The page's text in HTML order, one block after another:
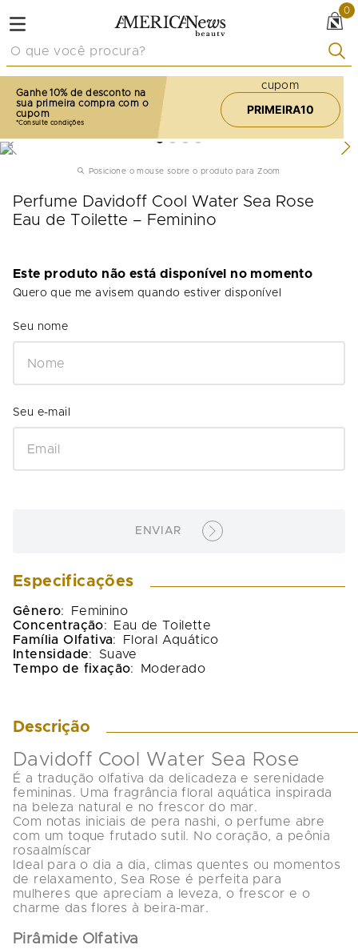
0
Ganhe 10% de desconto na
sua primeira compra com o
cupom
cupom
PRIMEIRA10
Posicione o mouse sobre o produto para Zoom
Perfume Davidoff Cool Water Sea Rose
Eau de Toilette – Feminino
Este produto não está disponível no momento
Quero que me avisem quando estiver disponível
ENVIAR
Especificações
Gênero:
Feminino
Concentração:
Eau de Toilette
Família Olfativa:
Floral Aquático
Intensidade:
Suave
Tempo de fixação: Moderado
Descrição
Davidoff Cool Water Sea Rose
É a tradução olfativa da delicadeza e serenidade
femininas. Uma fragrância floral aquática inspirada
na beleza natural e no frescor do mar.
Com notas iniciais de pera nashi, o perfume abre
com um toque frutado sutil. No coração, a peônia
rosaalmíscar
Ideal para o dia a dia, climas quentes ou momentos
de relaxamento, Sea Rose é perfeita para
mulheres que apreciam a leveza, o frescor e o
charme das flores à beira-mar.
Pirâmide Olfativa